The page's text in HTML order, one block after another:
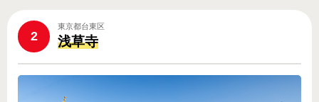
2
東京都台東区
浅草寺